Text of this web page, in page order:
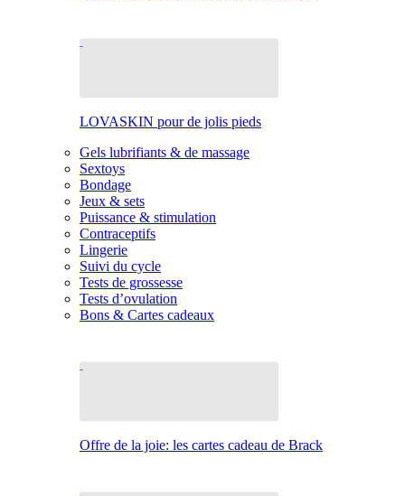
LOVASKIN pour de jolis pieds
Gels lubrifiants & de massage
Sextoys
Bondage
Jeux & sets
Puissance & stimulation
Contraceptifs
Lingerie
Suivi du cycle
Tests de grossesse
Tests d’ovulation
Bons & Cartes cadeaux
Offre de la joie: les cartes cadeau de Brack